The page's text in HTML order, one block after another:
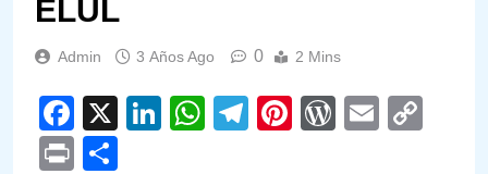
ELUL
Admin 3 Años Ago 0 2 Mins
Facebook
X LinkedIn
WhatsApp
Telegram
PinterestEmail
Print